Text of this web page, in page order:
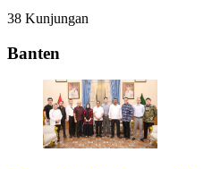
38 Kunjungan
Banten